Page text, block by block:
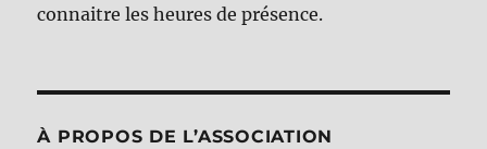
connaitre les heures de présence.
À PROPOS DE L’ASSOCIATION